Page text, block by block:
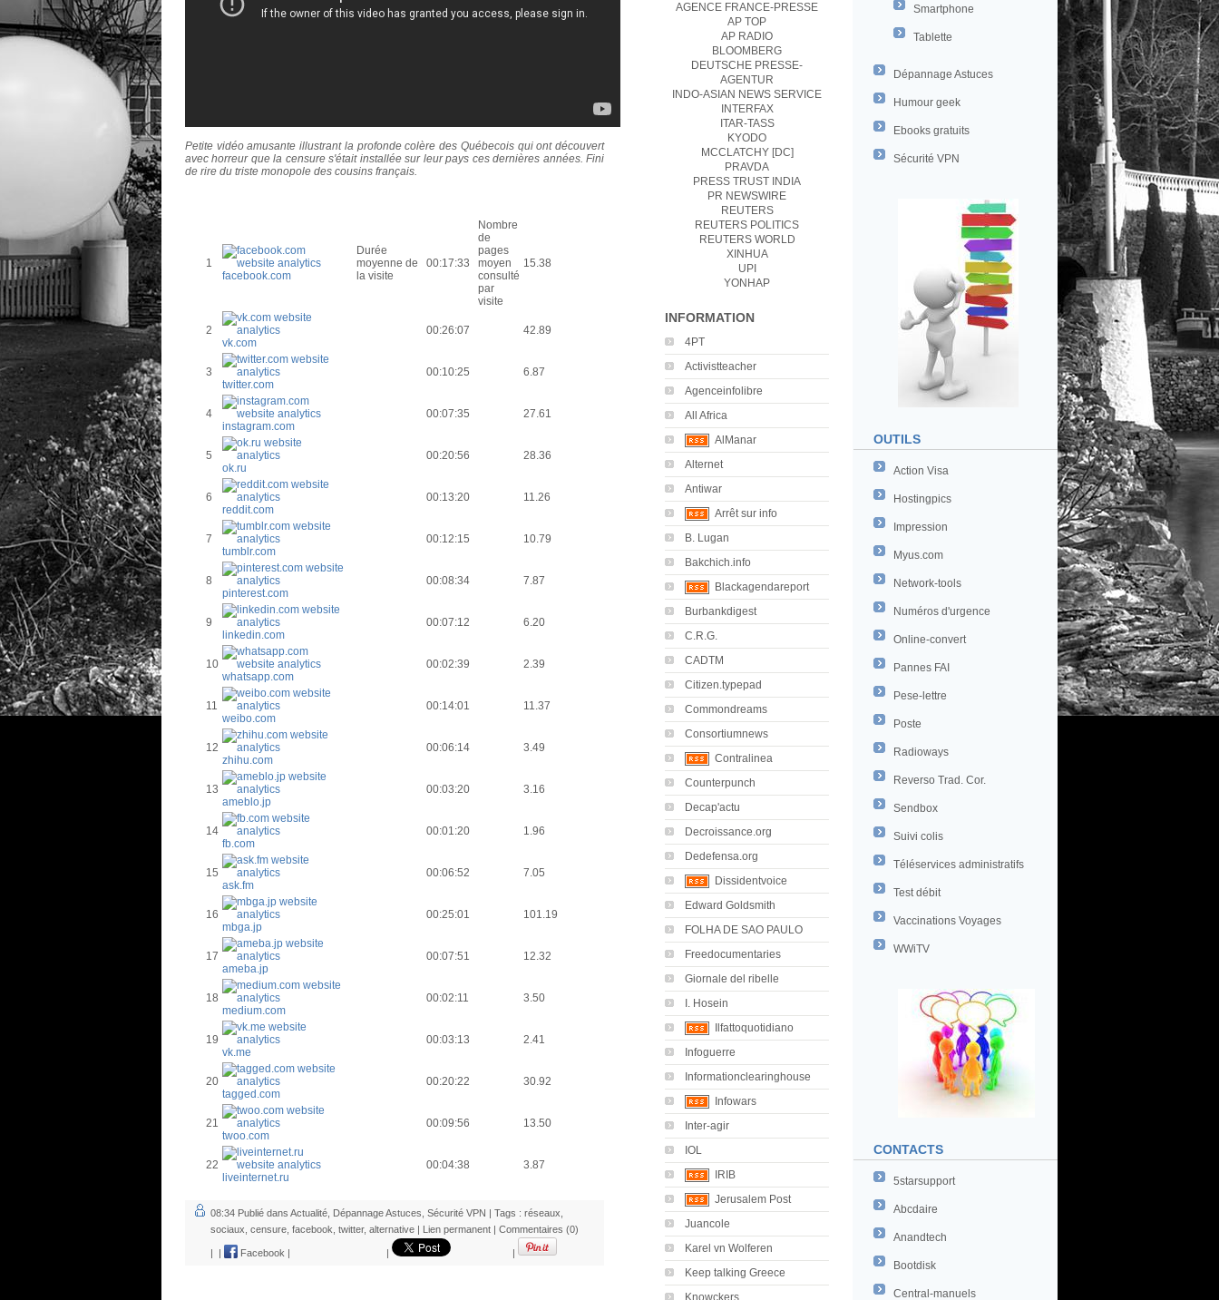
Smartphone
Tablette
Dépannage Astuces
Humour geek
Ebooks gratuits
Sécurité VPN
OUTILS
Action Visa
Hostingpics
Impression
Myus.com
Network-tools
Numéros d'urgence
Online-convert
Pannes FAI
Pese-lettre
Poste
Radioways
Reverso Trad. Cor.
Sendbox
Suivi colis
Téléservices administratifs
Test débit
Vaccinations Voyages
WWiTV
CONTACTS
5starsupport
Abcdaire
Anandtech
Bootdisk
Central-manuels
AGENCE FRANCE-PRESSE
AP TOP
AP RADIO
BLOOMBERG
DEUTSCHE PRESSE-
AGENTUR
INDO-ASIAN NEWS SERVICE
INTERFAX
ITAR-TASS
KYODO
MCCLATCHY [DC]
PRAVDA
PRESS TRUST INDIA
PR NEWSWIRE
REUTERS
REUTERS POLITICS
REUTERS WORLD
XINHUA
UPI
YONHAP
INFORMATION
4PT
Activistteacher
Agenceinfolibre
All Africa
AlManar
Alternet
Antiwar
Arrêt sur info
B. Lugan
Bakchich.info
Blackagendareport
Burbankdigest
C.R.G.
CADTM
Citizen.typepad
Commondreams
Consortiumnews
Contralinea
Counterpunch
Decap'actu
Decroissance.org
Dedefensa.org
Dissidentvoice
Edward Goldsmith
FOLHA DE SAO PAULO
Freedocumentaries
Giornale del ribelle
I. Hosein
Ilfattoquotidiano
Infoguerre
Informationclearinghouse
Infowars
Inter-agir
IOL
IRIB
Jerusalem Post
Juancole
Karel vn Wolferen
Keep talking Greece
Knowckers
Petite vidéo amusante illustrant la profonde colère des Québecois qui ont découvert
avec horreur que la censure s'était installée sur leur pays ces dernières années. Fini
de rire du triste monopole des cousins français.
1
facebook.com
Durée
moyenne de
la visite
00:17:33
Nombre
de
pages
moyen
consulté
par
visite
15.38
2
vk.com
00:26:07 42.89
3
twitter.com
00:10:25 6.87
4
instagram.com
00:07:35 27.61
5
ok.ru
00:20:56 28.36
6
reddit.com
00:13:20 11.26
7
tumblr.com
00:12:15 10.79
8
pinterest.com
00:08:34 7.87
9
linkedin.com
00:07:12 6.20
10
whatsapp.com
00:02:39 2.39
11
weibo.com
00:14:01 11.37
12
zhihu.com
00:06:14 3.49
13
ameblo.jp
00:03:20 3.16
14
fb.com
00:01:20 1.96
15
ask.fm
00:06:52 7.05
16
mbga.jp
00:25:01 101.19
17
ameba.jp
00:07:51 12.32
18
medium.com
00:02:11 3.50
19
vk.me
00:03:13 2.41
20
tagged.com
00:20:22 30.92
21
twoo.com
00:09:56 13.50
22
liveinternet.ru
00:04:38 3.87
08:34 Publié dans Actualité Dépannage Astuces Sécurité VPN | Tags : réseaux
sociaux censure facebook twitter, alternative | Lien permanent | Commentaires (0)
| | Facebook | | |